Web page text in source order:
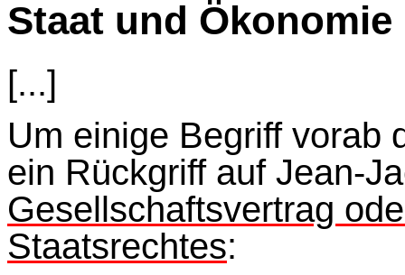
Staat und Ökonomie
[...]
Um einige Begriff vorab
ein Rückgriff auf Jean-
Gesellschaftsvertrag
Staatsrechtes: